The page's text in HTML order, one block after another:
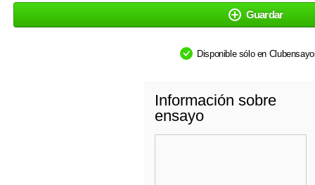
Guardar
Disponible sólo en
Información sobre
ensayo